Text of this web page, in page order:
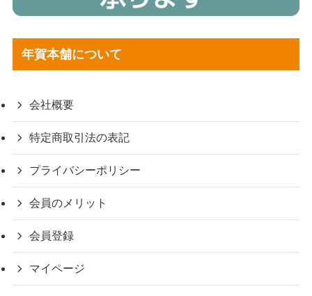
年賀本舗について
会社概要
特定商取引法の表記
プライバシーポリシー
会員のメリット
会員登録
マイページ